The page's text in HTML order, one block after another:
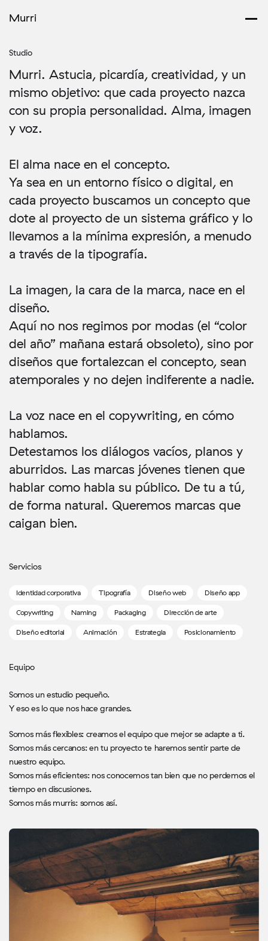
Murri
Studio
Murri. Astucia, picardía, creatividad, y un
mismo objetivo: que cada proyecto nazca
con su propia personalidad. Alma, imagen
y voz.
El alma nace en el concepto.
Ya sea en un entorno físico o digital, en
cada proyecto buscamos un concepto que
dote al proyecto de un sistema gráfico y lo
llevamos a la mínima expresión, a menudo
a través de la tipografía.
La imagen, la cara de la marca, nace en el
diseño.
Aquí no nos regimos por modas (el “color
del año” mañana estará obsoleto), sino por
diseños que fortalezcan el concepto, sean
atemporales y no dejen indiferente a nadie.
La voz nace en el copywriting, en cómo
hablamos.
Detestamos los diálogos vacíos, planos y
aburridos. Las marcas jóvenes tienen que
hablar como habla su público. De tu a tú,
de forma natural. Queremos marcas que
caigan bien.
Servicios
Identidad corporativa Tipografía Diseño web Diseño app
Copywriting Naming Packaging Dirección de arte
Diseño editorial Animación Estrategia Posicionamiento
Equipo
Somos un estudio pequeño.
Y eso es lo que nos hace grandes.
Somos más flexibles: creamos el equipo que mejor se adapte a ti.
Somos más cercanos: en tu proyecto te haremos sentir parte de
nuestro equipo.
Somos más eficientes: nos conocemos tan bien que no perdemos el
tiempo en discusiones.
Somos más murris: somos así.